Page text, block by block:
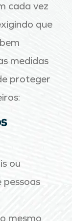
cada vez
que
medidas
proteger
ou
pessoas
mesmo